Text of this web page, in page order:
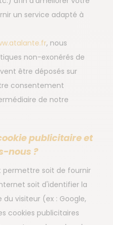
un service adapté à
, nous
non-exonérés de
être déposés sur
consentement
de notre
publicitaire et
nous ?
permettre soit de fournir
soit d'identifier la
visiteur (ex : Google,
cookies publicitaires